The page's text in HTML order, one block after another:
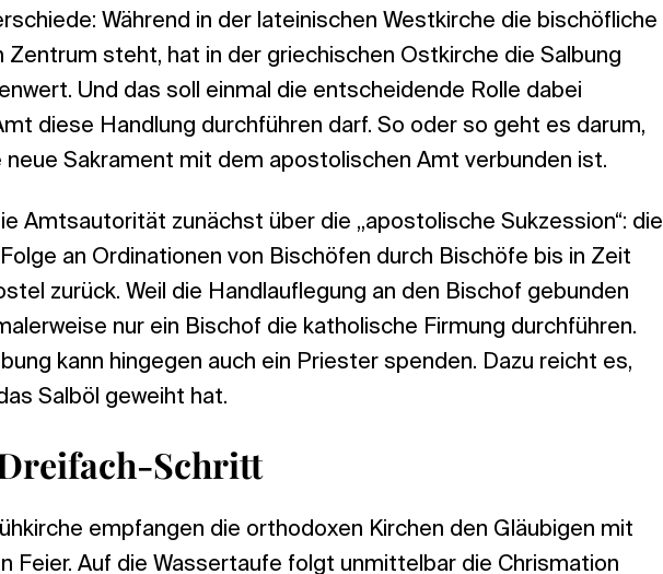
Während in der lateinischen Westkirche die bischöfliche
Zentrum steht, hat in der griechischen Ostkirche die Salbung
Und das soll einmal die entscheidende Rolle dabei
diese Handlung durchführen darf. So oder so geht es darum,
neue Sakrament mit dem apostolischen Amt verbunden ist.
Amtsautorität zunächst über die „apostolische Sukzession“: die
an Ordinationen von Bischöfen durch Bischöfe bis in Zeit
zurück. Weil die Handlauflegung an den Bischof gebunden
nur ein Bischof die katholische Firmung durchführen.
kann hingegen auch ein Priester spenden. Dazu reicht es,
Salböl geweiht hat.
Schritt
empfangen die orthodoxen Kirchen den Gläubigen mit
Feier. Auf die Wassertaufe folgt unmittelbar die Chrismation